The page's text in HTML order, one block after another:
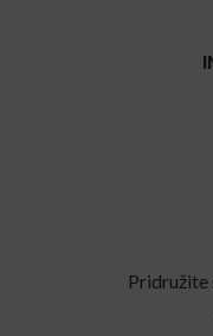
Pridružite